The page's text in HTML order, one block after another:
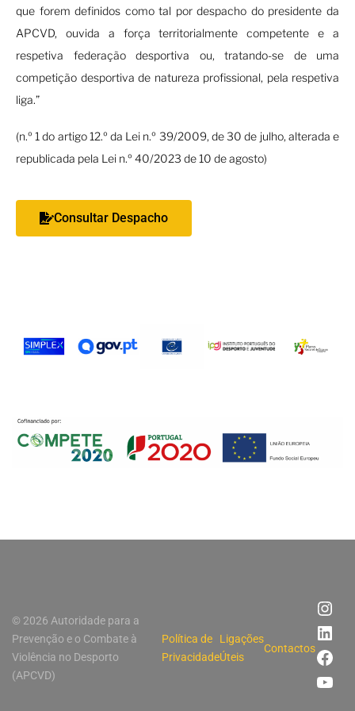
que forem definidos como tal por despacho do presidente da
APCVD, ouvida a força territorialmente competente e a
respetiva federação desportiva ou, tratando-se de uma
competição desportiva de natureza profissional, pela respetiva
liga.”
(n.º 1 do artigo 12.º da Lei n.º 39/2009, de 30 de julho, alterada e
republicada pela Lei n.º 40/2023 de 10 de agosto)
Consultar Despacho
© 2026 Autoridade para a
Prevenção e o Combate à
Violência no Desporto
(APCVD)
Política de
Privacidade
Ligações
Úteis
Contactos